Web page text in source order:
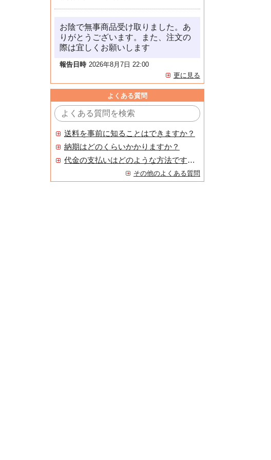
お陰で無事商品受け取りました。あ
りがとうございます。また、注文の
際は宜しくお願いします
報告日時 2026年8月7日 22:00
更に見る
よくある質問
送料を事前に知ることはできますか？
納期はどのくらいかかりますか？
代金の支払いはどのような方法ですか？
その他のよくある質問